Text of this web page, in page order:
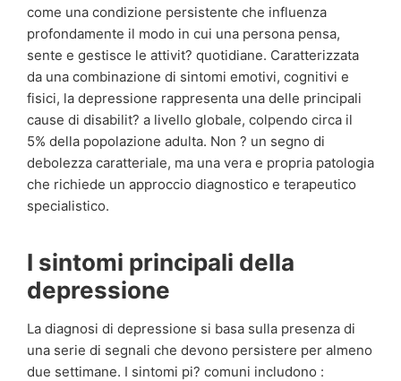
come una condizione persistente che influenza
profondamente il modo in cui una persona pensa,
sente e gestisce le attivit? quotidiane. Caratterizzata
da una combinazione di sintomi emotivi, cognitivi e
fisici, la depressione rappresenta una delle principali
cause di disabilit? a livello globale, colpendo circa il
5% della popolazione adulta. Non ? un segno di
debolezza caratteriale, ma una vera e propria patologia
che richiede un approccio diagnostico e terapeutico
specialistico.
I sintomi principali della
depressione
La diagnosi di depressione si basa sulla presenza di
una serie di segnali che devono persistere per almeno
due settimane. I sintomi pi? comuni includono :